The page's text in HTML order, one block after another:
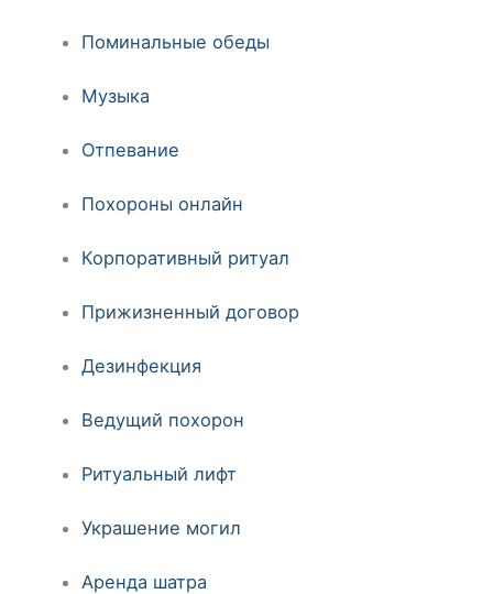
Поминальные обеды
Музыка
Отпевание
Похороны онлайн
Корпоративный ритуал
Прижизненный договор
Дезинфекция
Ведущий похорон
Ритуальный лифт
Украшение могил
Аренда шатра